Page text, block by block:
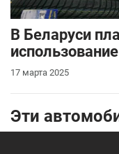
В Беларуси
17 марта 2025
Эти